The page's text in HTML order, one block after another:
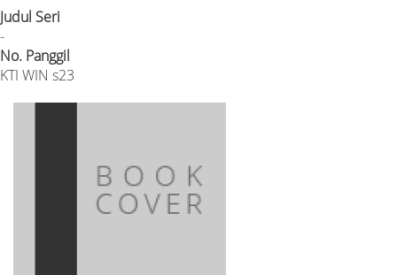
Judul Seri
-
No. Panggil
KTI WIN s23